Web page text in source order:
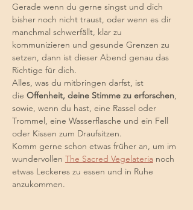
Gerade wenn du gerne singst und dich
bisher noch nicht traust, oder wenn es dir
manchmal schwerfällt, klar zu
kommunizieren und gesunde Grenzen zu
setzen, dann ist dieser Abend genau das
Richtige für dich.
Alles, was du mitbringen darfst, ist
die Offenheit, deine Stimme zu erforschen,
sowie, wenn du hast, eine Rassel oder
Trommel, eine Wasserflasche und ein Fell
oder Kissen zum Draufsitzen.
Komm gerne schon etwas früher an, um im
wundervollen The Sacred Vegelateria noch
etwas Leckeres zu essen und in Ruhe
anzukommen.